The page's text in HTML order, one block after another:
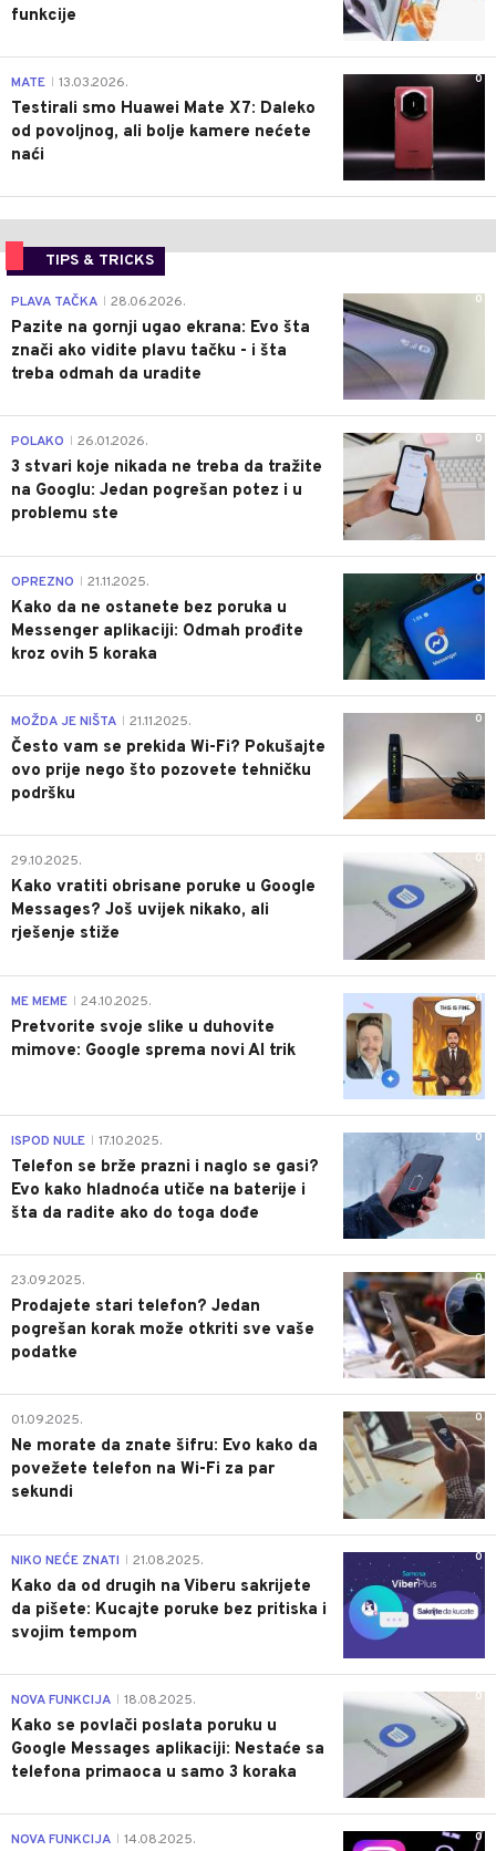
funkcije
0
MATE 13.03.2026.
Testirali smo Huawei Mate X7: Daleko
od povoljnog, ali bolje kamere nećete
naći
TIPS & TRICKS
0
PLAVA TAČKA 28.06.2026.
Pazite na gornji ugao ekrana: Evo šta
znači ako vidite plavu tačku - i šta
treba odmah da uradite
0
POLAKO 26.01.2026.
3 stvari koje nikada ne treba da tražite
na Googlu: Jedan pogrešan potez i u
problemu ste
0
OPREZNO 21.11.2025.
Kako da ne ostanete bez poruka u
Messenger aplikaciji: Odmah prođite
kroz ovih 5 koraka
0
MOŽDA JE NIŠTA 21.11.2025.
Često vam se prekida Wi-Fi? Pokušajte
ovo prije nego što pozovete tehničku
podršku
0
29.10.2025.
Kako vratiti obrisane poruke u Google
Messages? Još uvijek nikako, ali
rješenje stiže
0
ME MEME 24.10.2025.
Pretvorite svoje slike u duhovite
mimove: Google sprema novi AI trik
0
ISPOD NULE 17.10.2025.
Telefon se brže prazni i naglo se gasi?
Evo kako hladnoća utiče na baterije i
šta da radite ako do toga dođe
0
23.09.2025.
Prodajete stari telefon? Jedan
pogrešan korak može otkriti sve vaše
podatke
0
01.09.2025.
Ne morate da znate šifru: Evo kako da
povežete telefon na Wi-Fi za par
sekundi
0
NIKO NEĆE ZNATI 21.08.2025.
Kako da od drugih na Viberu sakrijete
da pišete: Kucajte poruke bez pritiska i
svojim tempom
0
NOVA FUNKCIJA 18.08.2025.
Kako se povlači poslata poruku u
Google Messages aplikaciji: Nestaće sa
telefona primaoca u samo 3 koraka
0
NOVA FUNKCIJA 14.08.2025.